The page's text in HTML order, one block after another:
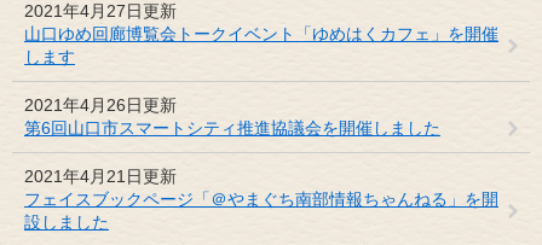
2021年4月27日更新
山口ゆめ回廊博覧会トークイベント「ゆめはくカフェ」を開催
します
2021年4月26日更新
第6回山口市スマートシティ推進協議会を開催しました
2021年4月21日更新
フェイスブックページ「＠やまぐち南部情報ちゃんねる」を開
設しました